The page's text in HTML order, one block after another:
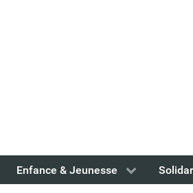
Enfance & Jeunesse